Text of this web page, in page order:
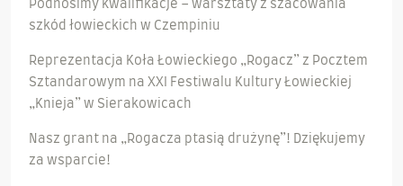
Podnosimy kwalifikacje – warsztaty z szacowania
szkód łowieckich w Czempiniu
Reprezentacja Koła Łowieckiego „Rogacz” z Pocztem
Sztandarowym na XXI Festiwalu Kultury Łowieckiej
„Knieja” w Sierakowicach
Nasz grant na „Rogacza ptasią drużynę”! Dziękujemy
za wsparcie!